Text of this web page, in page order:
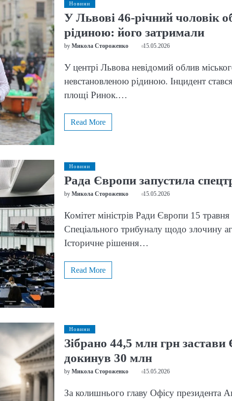
Новини
У Львові 46-річний чоловік
рідиною: його затримали
by Микола Стороженко 15.05.2026
У центрі Львова невідомий облив
невстановленою рідиною. Інцидент
площі Ринок.…
Read More
Новини
Рада Європи запустила
by Микола Стороженко 15.05.2026
Комітет міністрів Ради Європи 15
Спеціального трибуналу щодо злочину
Історичне рішення…
Read More
Новини
Зібрано 44,5 млн грн
докинув 30 млн
by Микола Стороженко 15.05.2026
За колишнього главу Офісу президента